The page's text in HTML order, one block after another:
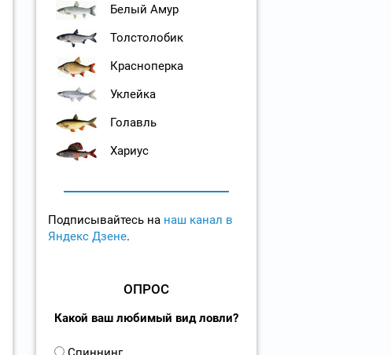
Белый Амур
Толстолобик
Красноперка
Уклейка
Голавль
Хариус
Подписывайтесь на наш канал в
Яндекс Дзене.
ОПРОС
Какой ваш любимый вид ловли?